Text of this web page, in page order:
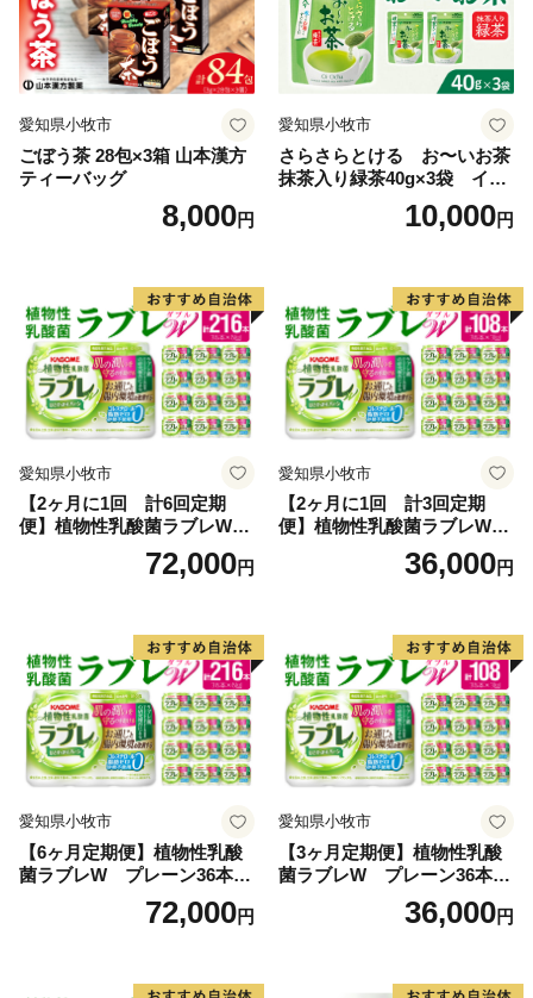
※このたび、申請書提出先の住所が変更となりました。
今後は、上記の新住所宛にお送りいただきますようお願
なお、以前にお送りした返信用封筒をお持ちの方は、引
き続きご使用いただけます。
愛知県小牧市
ごぼう茶 28包×3箱 山本漢方
ティーバッグ
8,000円
愛知県小牧市
さらさらとける お〜いお茶
抹茶入り緑茶40g×3袋 イン
スタント緑茶 粉末緑茶 粉
末茶 おーいお茶 粉末緑茶
10,000円
愛知県小牧市
【2ヶ月に1回 計6回定期
便】植物性乳酸菌ラブレW
プレーン36本（計216本）
72,000円
愛知県小牧市
【2ヶ月に1回 計3回定期
便】植物性乳酸菌ラブレW
プレーン36本（計108本）
36,000円
愛知県小牧市
【6ヶ月定期便】植物性乳酸
菌ラブレW プレーン36本
72,000円
愛知県小牧市
【3ヶ月定期便】植物性乳酸
菌ラブレW プレーン36本
36,000円